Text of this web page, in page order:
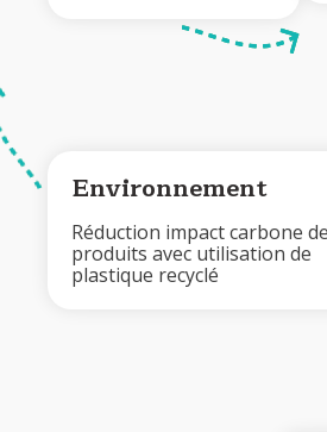
Environnement
Réduction impact carbone
produits avec utilisation de
plastique recyclé